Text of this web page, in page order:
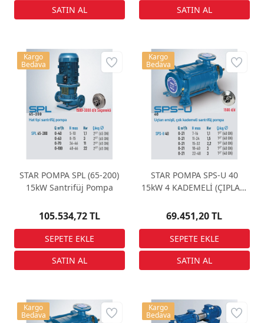
STAR POMPA SPL (65-200)
15kW Santrifüj Pompa
105.534,72 TL
Kargo
Bedava
STAR POMPA SPS-U 40
15kW 4 KADEMELİ (ÇIPLAK)
69.451,20 TL
Kargo
Bedava
Kargo
Bedava
Kargo
Bedava